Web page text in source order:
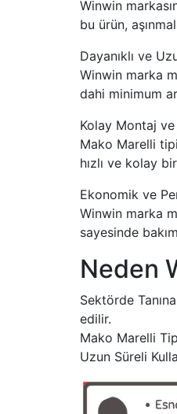
Winwin
bu ürün,
Dayanıklı ve
Winwin marka
dahi minimum
Kolay Montaj
Mako Marelli
hızlı ve kolay
Ekonomik ve
Winwin marka
sayesinde
Neden
Sektörde
edilir.
Mako Marelli
Uzun Süreli